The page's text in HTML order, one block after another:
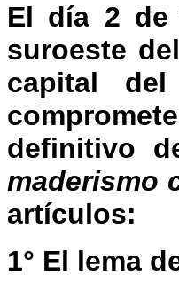
El día 2 de
suroeste
capital
definitivo
maderismo
artículos:
1° El lema